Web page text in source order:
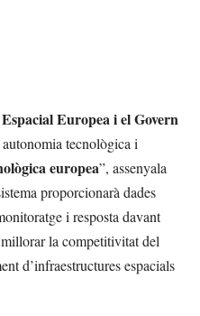
Europea i el Govern
tecnològica i
europea”, assenyala
proporcionarà dades
i resposta davant
la competitivitat del
d’infraestructures espacials